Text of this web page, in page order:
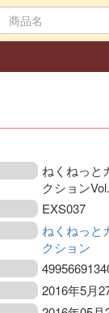
ねくねっと
クション
EXS037
ねくねっと
クション
2016年5月